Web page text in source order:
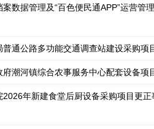
数据管理及“百色便民通APP”运营管
普通公路多功能交通调查站建设采购项
府潮河镇综合农事服务中心配套设备项
2026年新建食堂后厨设备采购项目更